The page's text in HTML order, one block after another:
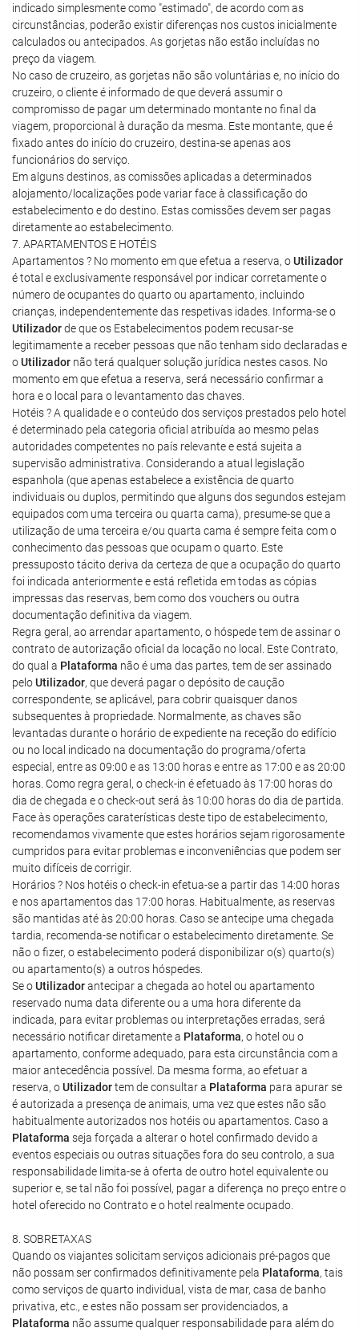
indicado simplesmente como "estimado", de acordo com as
circunstâncias, poderão existir diferenças nos custos inicialmente
calculados ou antecipados. As gorjetas não estão incluídas no
preço da viagem.
No caso de cruzeiro, as gorjetas não são voluntárias e, no início do
cruzeiro, o cliente é informado de que deverá assumir o
compromisso de pagar um determinado montante no final da
viagem, proporcional à duração da mesma. Este montante, que é
fixado antes do início do cruzeiro, destina-se apenas aos
funcionários do serviço.
Em alguns destinos, as comissões aplicadas a determinados
alojamento/localizações pode variar face à classificação do
estabelecimento e do destino. Estas comissões devem ser pagas
diretamente ao estabelecimento.
7. APARTAMENTOS E HOTÉIS
Apartamentos ? No momento em que efetua a reserva, oUtilizador
é total e exclusivamente responsável por indicar corretamente o
número de ocupantes do quarto ou apartamento, incluindo
crianças, independentemente das respetivas idades. Informa-se o
Utilizadorde que os Estabelecimentos podem recusar-se
legitimamente a receber pessoas que não tenham sido declaradas e
oUtilizador não terá qualquer solução jurídica nestes casos. No
momento em que efetua a reserva, será necessário confirmar a
hora e o local para o levantamento das chaves.
Hotéis ? A qualidade e o conteúdo dos serviços prestados pelo hotel
é determinado pela categoria oficial atribuída ao mesmo pelas
autoridades competentes no país relevante e está sujeita a
supervisão administrativa. Considerando a atual legislação
espanhola (que apenas estabelece a existência de quarto
individuais ou duplos, permitindo que alguns dos segundos estejam
equipados com uma terceira ou quarta cama), presume-se que a
utilização de uma terceira e/ou quarta cama é sempre feita com o
conhecimento das pessoas que ocupam o quarto. Este
pressuposto tácito deriva da certeza de que a ocupação do quarto
foi indicada anteriormente e está refletida em todas as cópias
impressas das reservas, bem como dos vouchers ou outra
documentação definitiva da viagem.
Regra geral, ao arrendar apartamento, o hóspede tem de assinar o
contrato de autorização oficial da locação no local. Este Contrato,
do qual a Plataforma não é uma das partes, tem de ser assinado
peloUtilizador, que deverá pagar o depósito de caução
correspondente, se aplicável, para cobrir quaisquer danos
subsequentes à propriedade. Normalmente, as chaves são
levantadas durante o horário de expediente na receção do edifício
ou no local indicado na documentação do programa/oferta
especial, entre as 09:00 e as 13:00 horas e entre as 17:00 e as 20:00
horas. Como regra geral, o check-in é efetuado às 17:00 horas do
dia de chegada e o check-out será às 10:00 horas do dia de partida.
Face às operações caraterísticas deste tipo de estabelecimento,
recomendamos vivamente que estes horários sejam rigorosamente
cumpridos para evitar problemas e inconveniências que podem ser
muito difíceis de corrigir.
Horários ? Nos hotéis o check-in efetua-se a partir das 14:00 horas
e nos apartamentos das 17:00 horas. Habitualmente, as reservas
são mantidas até às 20:00 horas. Caso se antecipe uma chegada
tardia, recomenda-se notificar o estabelecimento diretamente. Se
não o fizer, o estabelecimento poderá disponibilizar o(s) quarto(s)
ou apartamento(s) a outros hóspedes.
Se oUtilizadorantecipar a chegada ao hotel ou apartamento
reservado numa data diferente ou a uma hora diferente da
indicada, para evitar problemas ou interpretações erradas, será
necessário notificar diretamente a Plataforma, o hotel ou o
apartamento, conforme adequado, para esta circunstância com a
maior antecedência possível. Da mesma forma, ao efetuar a
reserva, oUtilizadortem de consultar a Plataforma para apurar se
é autorizada a presença de animais, uma vez que estes não são
habitualmente autorizados nos hotéis ou apartamentos. Caso a
Plataforma seja forçada a alterar o hotel confirmado devido a
eventos especiais ou outras situações fora do seu controlo, a sua
responsabilidade limita-se à oferta de outro hotel equivalente ou
superior e, se tal não foi possível, pagar a diferença no preço entre o
hotel oferecido no Contrato e o hotel realmente ocupado.
8. SOBRETAXAS
Quando os viajantes solicitam serviços adicionais pré-pagos que
não possam ser confirmados definitivamente pela Plataforma, tais
como serviços de quarto individual, vista de mar, casa de banho
privativa, etc., e estes não possam ser providenciados, a
Plataforma não assume qualquer responsabilidade para além do